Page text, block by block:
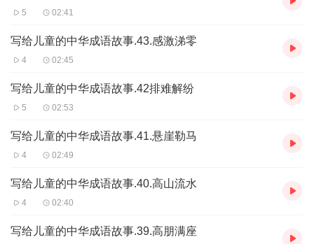
5 02:41
写给儿童的中华成语故事.43.感激涕零
4 02:45
写给儿童的中华成语故事.42排难解纷
5 02:53
写给儿童的中华成语故事.41.悬崖勒马
4 02:49
写给儿童的中华成语故事.40.高山流水
4 02:40
写给儿童的中华成语故事.39.高朋满座